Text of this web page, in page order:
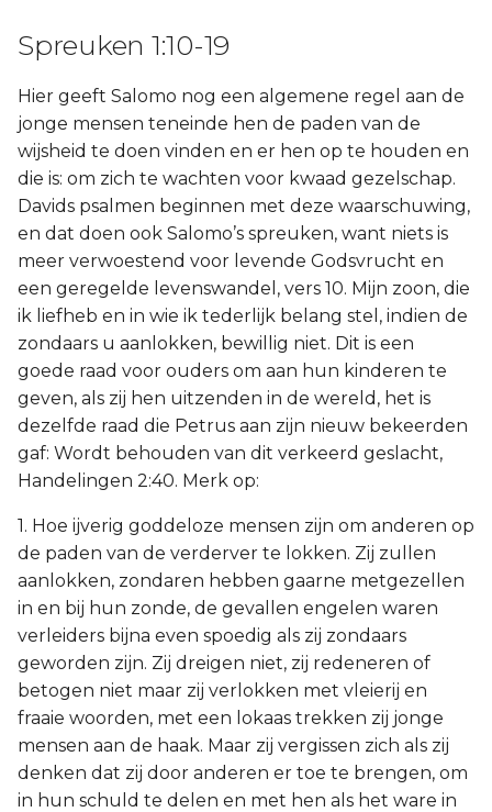
Spreuken 1:10-19
Hier geeft Salomo nog een algemene regel aan de
jonge mensen teneinde hen de paden van de
wijsheid te doen vinden en er hen op te houden en
die is: om zich te wachten voor kwaad gezelschap.
Davids psalmen beginnen met deze waarschuwing,
en dat doen ook Salomo’s spreuken, want niets is
meer verwoestend voor levende Godsvrucht en
een geregelde levenswandel, vers 10. Mijn zoon, die
ik liefheb en in wie ik tederlijk belang stel, indien de
zondaars u aanlokken, bewillig niet. Dit is een
goede raad voor ouders om aan hun kinderen te
geven, als zij hen uitzenden in de wereld, het is
dezelfde raad die Petrus aan zijn nieuw bekeerden
gaf: Wordt behouden van dit verkeerd geslacht,
Handelingen 2:40. Merk op:
1. Hoe ijverig goddeloze mensen zijn om anderen op
de paden van de verderver te lokken. Zij zullen
aanlokken, zondaren hebben gaarne metgezellen
in en bij hun zonde, de gevallen engelen waren
verleiders bijna even spoedig als zij zondaars
geworden zijn. Zij dreigen niet, zij redeneren of
betogen niet maar zij verlokken met vleierij en
fraaie woorden, met een lokaas trekken zij jonge
mensen aan de haak. Maar zij vergissen zich als zij
denken dat zij door anderen er toe te brengen, om
in hun schuld te delen en met hen als het ware in